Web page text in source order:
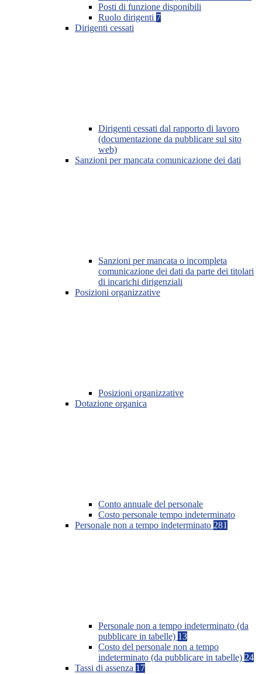
Posti di funzione disponibili
Ruolo dirigenti 7
Dirigenti cessati
Dirigenti cessati dal rapporto di lavoro
(documentazione da pubblicare sul sito
web)
Sanzioni per mancata comunicazione dei dati
Sanzioni per mancata o incompleta
comunicazione dei dati da parte dei titolari
di incarichi dirigenziali
Posizioni organizzative
Posizioni organizzative
Dotazione organica
Conto annuale del personale
Costo personale tempo indeterminato
Personale non a tempo indeterminato 281
Personale non a tempo indeterminato (da
pubblicare in tabelle) 13
Costo del personale non a tempo
indeterminato (da pubblicare in tabelle) 24
Tassi di assenza 17